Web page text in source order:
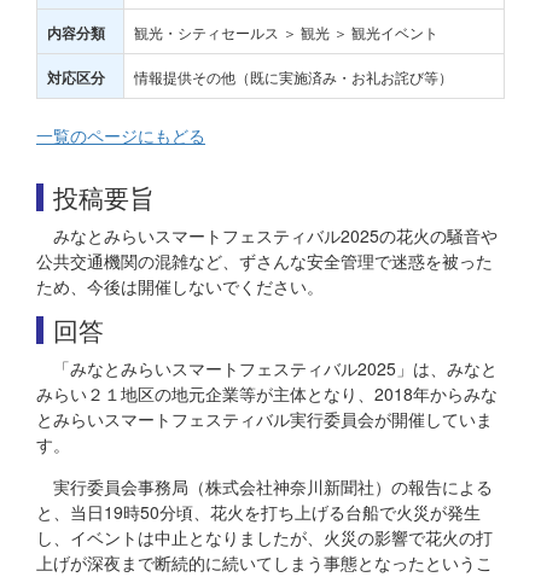
内容分類 観光・シティセールス ＞ 観光 ＞ 観光イベント
対応区分 情報提供その他（既に実施済み・お礼お詫び等）
一覧のページにもどる
投稿要旨
みなとみらいスマートフェスティバル2025の花火の騒音や
公共交通機関の混雑など、ずさんな安全管理で迷惑を被った
ため、今後は開催しないでください。
回答
「みなとみらいスマートフェスティバル2025」は、みなと
みらい２１地区の地元企業等が主体となり、2018年からみな
とみらいスマートフェスティバル実行委員会が開催していま
す。
実行委員会事務局（株式会社神奈川新聞社）の報告による
と、当日19時50分頃、花火を打ち上げる台船で火災が発生
し、イベントは中止となりましたが、火災の影響で花火の打
上げが深夜まで断続的に続いてしまう事態となったというこ